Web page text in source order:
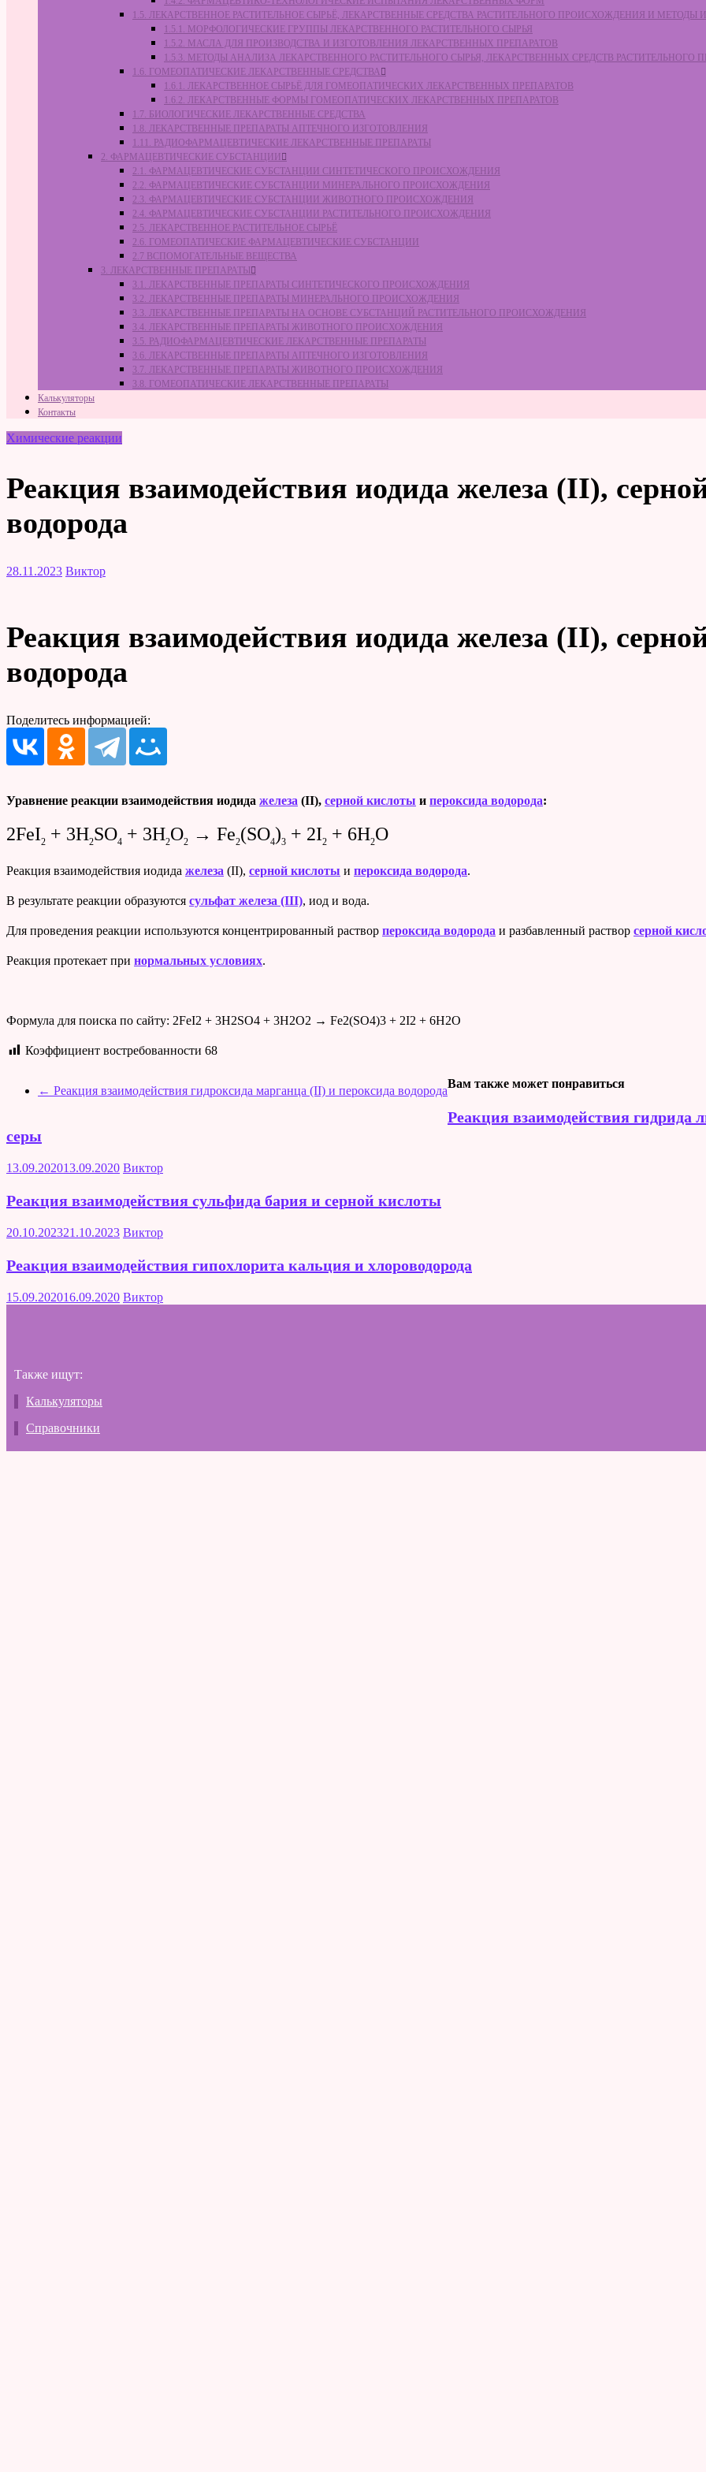
1.5. ЛЕКАРСТВЕННОЕ РАСТИТЕЛЬНОЕ СЫРЬЁ, ЛЕКАРСТВЕННЫЕ СРЕДСТВА РАСТИТЕЛЬНОГО ПРОИСХОЖДЕНИЯ И МЕТОДЫ
1.5.1. МОРФОЛОГИЧЕСКИЕ ГРУППЫ ЛЕКАРСТВЕННОГО РАСТИТЕЛЬНОГО СЫРЬЯ
1.5.2. МАСЛА ДЛЯ ПРОИЗВОДСТВА И ИЗГОТОВЛЕНИЯ ЛЕКАРСТВЕННЫХ ПРЕПАРАТОВ
1.5.3. МЕТОДЫ АНАЛИЗА ЛЕКАРСТВЕННОГО РАСТИТЕЛЬНОГО СЫРЬЯ, ЛЕКАРСТВЕННЫХ СРЕДСТВ РАСТИТЕЛЬНОГО
1.6. ГОМЕОПАТИЧЕСКИЕ ЛЕКАРСТВЕННЫЕ СРЕДСТВА
1.6.1. ЛЕКАРСТВЕННОЕ СЫРЬЁ ДЛЯ ГОМЕОПАТИЧЕСКИХ ЛЕКАРСТВЕННЫХ ПРЕПАРАТОВ
1.6.2. ЛЕКАРСТВЕННЫЕ ФОРМЫ ГОМЕОПАТИЧЕСКИХ ЛЕКАРСТВЕННЫХ ПРЕПАРАТОВ
1.7. БИОЛОГИЧЕСКИЕ ЛЕКАРСТВЕННЫЕ СРЕДСТВА
1.8. ЛЕКАРСТВЕННЫЕ ПРЕПАРАТЫ АПТЕЧНОГО ИЗГОТОВЛЕНИЯ
1.11. РАДИОФАРМАЦЕВТИЧЕСКИЕ ЛЕКАРСТВЕННЫЕ ПРЕПАРАТЫ
2. ФАРМАЦЕВТИЧЕСКИЕ СУБСТАНЦИИ
2.1. ФАРМАЦЕВТИЧЕСКИЕ СУБСТАНЦИИ СИНТЕТИЧЕСКОГО ПРОИСХОЖДЕНИЯ
2.2. ФАРМАЦЕВТИЧЕСКИЕ СУБСТАНЦИИ МИНЕРАЛЬНОГО ПРОИСХОЖДЕНИЯ
2.3. ФАРМАЦЕВТИЧЕСКИЕ СУБСТАНЦИИ ЖИВОТНОГО ПРОИСХОЖДЕНИЯ
2.4. ФАРМАЦЕВТИЧЕСКИЕ СУБСТАНЦИИ РАСТИТЕЛЬНОГО ПРОИСХОЖДЕНИЯ
2.5. ЛЕКАРСТВЕННОЕ РАСТИТЕЛЬНОЕ СЫРЬЁ
2.6. ГОМЕОПАТИЧЕСКИЕ ФАРМАЦЕВТИЧЕСКИЕ СУБСТАНЦИИ
2.7 ВСПОМОГАТЕЛЬНЫЕ ВЕЩЕСТВА
3. ЛЕКАРСТВЕННЫЕ ПРЕПАРАТЫ
3.1. ЛЕКАРСТВЕННЫЕ ПРЕПАРАТЫ СИНТЕТИЧЕСКОГО ПРОИСХОЖДЕНИЯ
3.2. ЛЕКАРСТВЕННЫЕ ПРЕПАРАТЫ МИНЕРАЛЬНОГО ПРОИСХОЖДЕНИЯ
3.3. ЛЕКАРСТВЕННЫЕ ПРЕПАРАТЫ НА ОСНОВЕ СУБСТАНЦИЙ РАСТИТЕЛЬНОГО ПРОИСХОЖДЕНИЯ
3.4. ЛЕКАРСТВЕННЫЕ ПРЕПАРАТЫ ЖИВОТНОГО ПРОИСХОЖДЕНИЯ
3.5. РАДИОФАРМАЦЕВТИЧЕСКИЕ ЛЕКАРСТВЕННЫЕ ПРЕПАРАТЫ
3.6. ЛЕКАРСТВЕННЫЕ ПРЕПАРАТЫ АПТЕЧНОГО ИЗГОТОВЛЕНИЯ
3.7. ЛЕКАРСТВЕННЫЕ ПРЕПАРАТЫ ЖИВОТНОГО ПРОИСХОЖДЕНИЯ
3.8. ГОМЕОПАТИЧЕСКИЕ ЛЕКАРСТВЕННЫЕ ПРЕПАРАТЫ
Калькуляторы
Контакты
Химические реакции
Реакция взаимодействия иодида железа (II),
водорода
28.11.2023 Виктор
Реакция взаимодействия иодида железа (II),
водорода
Поделитесь информацией:
Уравнение реакции взаимодействия иодида железа (II), серной кислоты и пероксида водорода:
2FeI2 + 3H2SO4 + 3H2O2 → Fe2(SO4)3 + 2I2 + 6H2O
Реакция взаимодействия иодида железа (II), серной кислоты и пероксида водорода.
В результате реакции образуются сульфат железа (III), иод и вода.
Для проведения реакции используются концентрированный раствор пероксида водорода и разбавленный раствор серной
Реакция протекает при нормальных условиях.
Формула для поиска по сайту: 2FeI2 + 3H2SO4 + 3H2O2 → Fe2(SO4)3 + 2I2 + 6H2O
Коэффициент востребованности 68
← Реакция взаимодействия гидроксида марганца (II) и пероксида водорода
Вам также может понравиться
Реакция взаимодействия гидрида
серы
13.09.202013.09.2020 Виктор
Реакция взаимодействия сульфида бария и серной кислоты
20.10.202321.10.2023 Виктор
Реакция взаимодействия гипохлорита кальция и хлороводорода
15.09.202016.09.2020 Виктор
Также ищут:
Калькуляторы
Справочники